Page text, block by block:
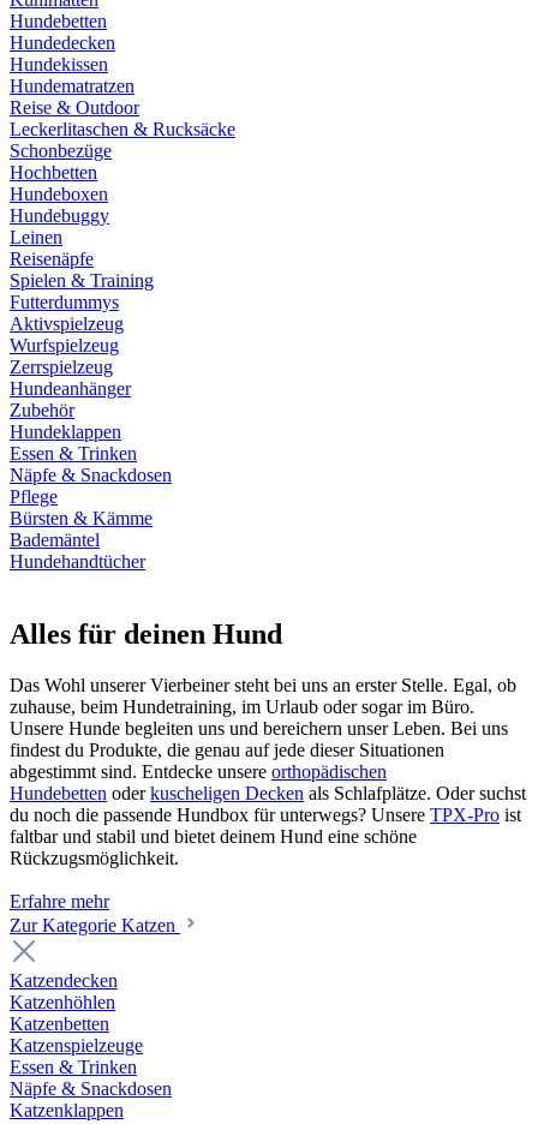
Hundebetten
Hundedecken
Hundekissen
Hundematratzen
Reise & Outdoor
Leckerlitaschen & Rucksäcke
Schonbezüge
Hochbetten
Hundeboxen
Hundebuggy
Leinen
Reisenäpfe
Spielen & Training
Futterdummys
Aktivspielzeug
Wurfspielzeug
Zerrspielzeug
Hundeanhänger
Zubehör
Hundeklappen
Essen & Trinken
Näpfe & Snackdosen
Pflege
Bürsten & Kämme
Bademäntel
Hundehandtücher
Alles für deinen Hund
Das Wohl unserer Vierbeiner steht bei uns an erster Stelle. Egal, ob
zuhause, beim Hundetraining, im Urlaub oder sogar im Büro.
Unsere Hunde begleiten uns und bereichern unser Leben. Bei uns
findest du Produkte, die genau auf jede dieser Situationen
abgestimmt sind. Entdecke unsere orthopädischen
Hundebetten oderkuscheligen Decken als Schlafplätze. Oder suchst
du noch die passende Hundbox für unterwegs? Unsere TPX-Pro ist
faltbar und stabil und bietet deinem Hund eine schöne
Rückzugsmöglichkeit.
Erfahre mehr
Zur Kategorie Katzen
Katzendecken
Katzenhöhlen
Katzenbetten
Katzenspielzeuge
Essen & Trinken
Näpfe & Snackdosen
Katzenklappen